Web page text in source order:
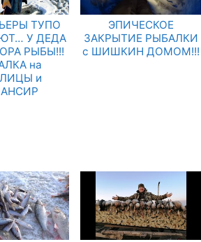
ТУПО
У ДЕДА
РЫБЫ!!!
на
и
ЭПИЧЕСКОЕ
ЗАКРЫТИЕ РЫБАЛКИ
с ШИШКИН ДОМОМ!!!